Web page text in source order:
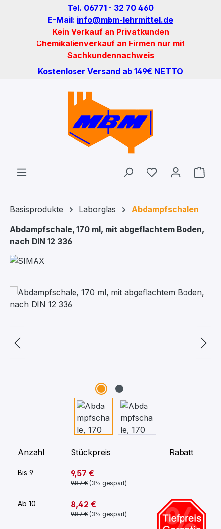
Zum Hauptinhalt springenTel. 06771 - 32 70 460
E-Mail: info@mbm-lehrmittel.de
Kein Verkauf an Privatkunden
Chemikalienverkauf an Firmen nur mit
Sachkundennachweis
Kostenloser Versand ab 149€ NETTO
Du hast 0
Basisprodukte Laborglas
Abdampfschalen
Abdampfschale, 170 ml, mit abgeflachtem Boden,
nach DIN 12 336
Bildergalerie überspringen
Anzahl Stückpreis Rabatt
Bis 9 9,57 €
9,87 € (3% gespart)
Ab 10 8,42 €
9,87 € (3% gespart)
-12%